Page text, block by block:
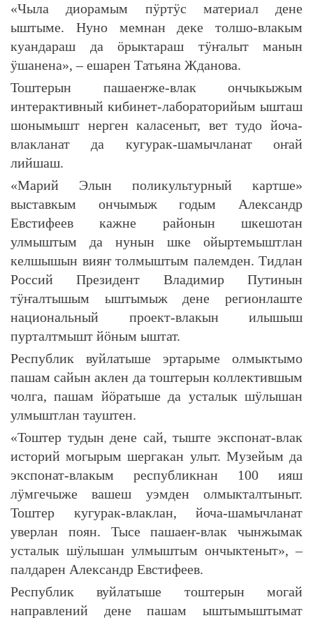
«Чыла диорамым пӱртӱс материал дене
ыштыме. Нуно мемнан деке толшо-влакым
куандараш да ӧрыктараш тӱҥалыт манын
ӱшанена», – ешарен Татьяна Жданова.
Тоштерын пашаеҥже-влак ончыкыжым
интерактивный кибинет-лабораторийым ышташ
шонымышт нерген каласеныт, вет тудо йоча-
влакланат да кугурак-шамычланат оҥай
лийшаш.
«Марий Элын поликультурный картше»
выставкым ончымыж годым Александр
Евстифеев кажне районын шкешотан
улмыштым да нунын шке ойыртемыштлан
келшышын вияҥ толмыштым палемден. Тидлан
Россий Президент Владимир Путинын
тӱҥалтышым ыштымыж дене регионлаште
национальный проект-влакын илышыш
пурталтмышт йӧным ыштат.
Республик вуйлатыше эртарыме олмыктымо
пашам сайын аклен да тоштерын коллектившым
чолга, пашам йӧратыше да усталык шӱлышан
улмыштлан тауштен.
«Тоштер тудын дене сай, тыште экспонат-влак
историй могырым шергакан улыт. Музейым да
экспонат-влакым республикнан 100 ияш
лӱмгечыже вашеш уэмден олмыкталтыныт.
Тоштер кугурак-влаклан, йоча-шамычланат
уверлан поян. Тысе пашаеҥ-влак чынжымак
усталык шӱлышан улмыштым ончыктеныт», –
палдарен Александр Евстифеев.
Республик вуйлатыше тоштерын могай
направлений дене пашам ыштымыштымат